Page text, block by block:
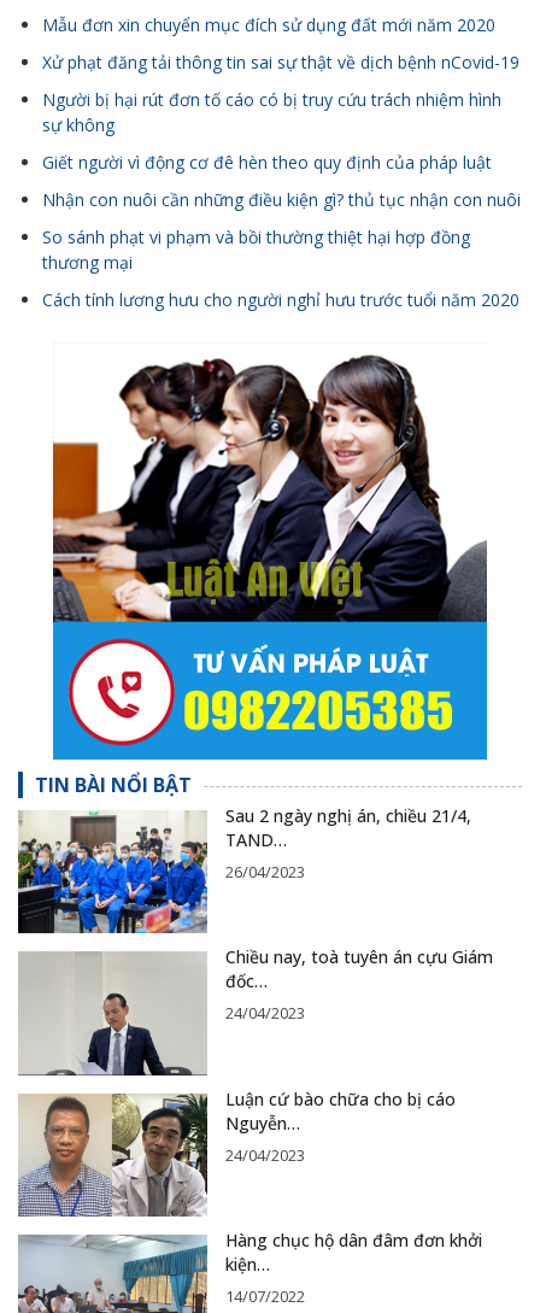
Mẫu đơn xin chuyển mục đích sử dụng đất mới năm 2020
Xử phạt đăng tải thông tin sai sự thật về dịch bệnh nCovid-19
Người bị hại rút đơn tố cáo có bị truy cứu trách nhiệm hình
sự không
Giết người vì động cơ đê hèn theo quy định của pháp luật
Nhận con nuôi cần những điều kiện gì? thủ tục nhận con nuôi
So sánh phạt vi phạm và bồi thường thiệt hại hợp đồng
thương mại
Cách tính lương hưu cho người nghỉ hưu trước tuổi năm 2020
TIN BÀI NỔI BẬT
Sau 2 ngày nghị án, chiều 21/4,
TAND…
26/04/2023
Chiều nay, toà tuyên án cựu Giám
đốc…
24/04/2023
Luận cứ bào chữa cho bị cáo
Nguyễn…
24/04/2023
Hàng chục hộ dân đâm đơn khởi
kiện…
14/07/2022